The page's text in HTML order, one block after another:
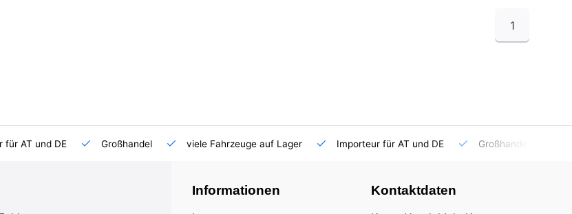
1
für AT und DE Großhandel viele Fahrzeuge auf Lager Importeur für AT und DE Großhandel
Informationen Kontaktdaten